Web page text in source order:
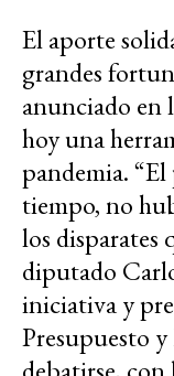
El aporte
grandes
anunciado en
hoy una
pandemia.
tiempo, no
los disparates
diputado
iniciativa y
Presupuesto